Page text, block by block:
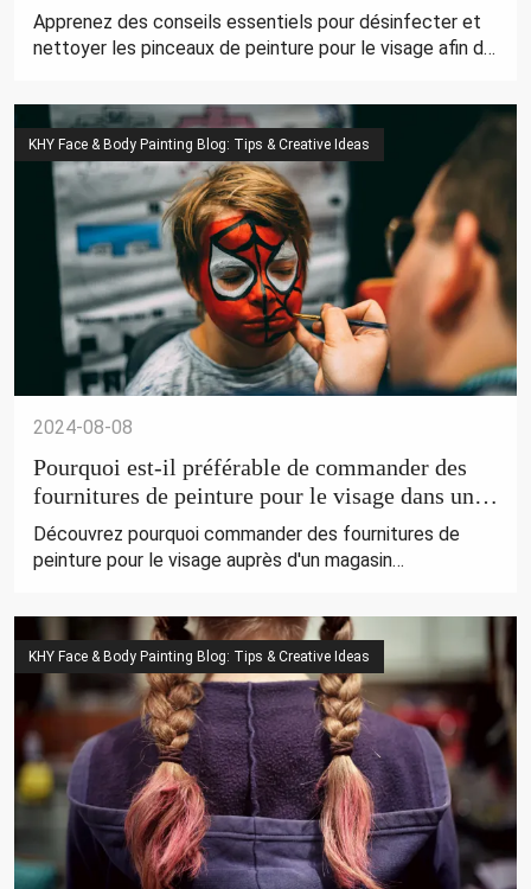
Apprenez des conseils essentiels pour désinfecter et
nettoyer les pinceaux de peinture pour le visage afin de
parfait état avec les produits de qualité
professionnelle de KHY.
KHY Face & Body Painting Blog: Tips & Creative Ideas
2024-08-08
Pourquoi est-il préférable de commander des
fournitures de peinture pour le visage dans un
magasin professionnel
Découvrez pourquoi commander des fournitures de
peinture pour le visage auprès d'un magasin
et des conseils d'experts pour des résultats étonnants
et fiables.
KHY Face & Body Painting Blog: Tips & Creative Ideas